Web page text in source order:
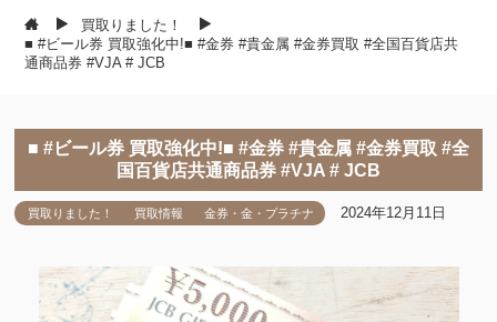
買取りました！
■ #ビール券 買取強化中!■ #金券 #貴金属 #金券買取 #全国百貨店共
通商品券 #VJA # JCB
■ #ビール券 買取強化中!■ #金券 #貴金属 #金券買取 #全
国百貨店共通商品券 #VJA # JCB
買取りました！ 買取情報 金券・金・プラチナ 2024年12月11日